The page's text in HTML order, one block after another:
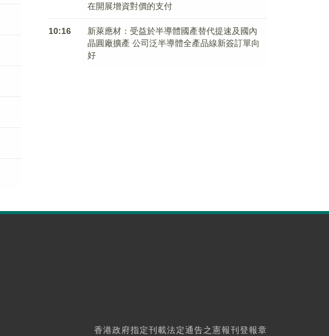
在開展增資對價的支付
10:16
新萊應材：受益於半導體國產替代提速及國內
晶圓廠擴產 公司泛半導體全產品線新簽訂單向
好
香港政府指定刊載法定通告之憲報刊登報章